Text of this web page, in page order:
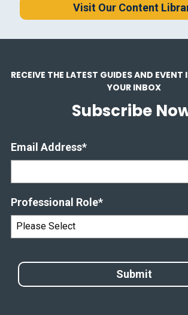
Visit Our Content
RECEIVE THE LATEST GUIDES AND EVENT
YOUR INBOX
Subscribe
Email Address*
Professional Role*